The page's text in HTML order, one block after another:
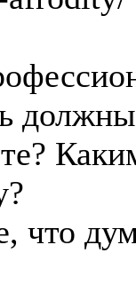
что